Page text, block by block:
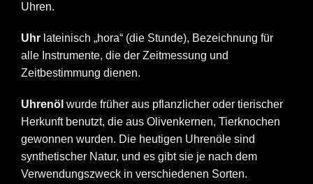
Uhren.
Uhr lateinisch „hora“ (die Stunde), Bezeichnung für
alle Instrumente, die der Zeitmessung und
Zeitbestimmung dienen.
Uhrenöl wurde früher aus pflanzlicher oder tierischer
Herkunft benutzt, die aus Olivenkernen, Tierknochen
gewonnen wurden. Die heutigen Uhrenöle sind
synthetischer Natur, und es gibt sie je nach dem
Verwendungszweck in verschiedenen Sorten.